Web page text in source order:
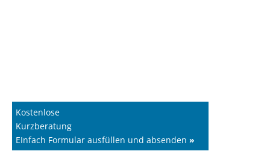
Kostenlose
Kurzberatung
EInfach Formular ausfüllen und absenden »